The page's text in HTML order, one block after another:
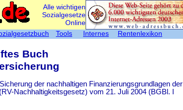
Alle wichtigen
Sozialgesetze
Online
Buch
der nachhaltigen Finanzierungsgrundlagen der
Nachhaltigkeitsgesetz) vom 21. Juli 2004 (BGBl. I
Tools Internes Rentenlexikon